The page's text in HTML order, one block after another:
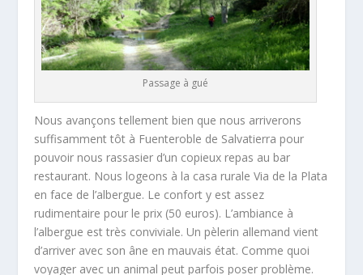
Passage à gué
Nous avançons tellement bien que nous arriverons
suffisamment tôt à Fuenteroble de Salvatierra pour
pouvoir nous rassasier d’un copieux repas au bar
restaurant. Nous logeons à la casa rurale Via de la Plata
en face de l’albergue. Le confort y est assez
rudimentaire pour le prix (50 euros). L’ambiance à
l’albergue est très conviviale. Un pèlerin allemand vient
d’arriver avec son âne en mauvais état. Comme quoi
voyager avec un animal peut parfois poser problème.